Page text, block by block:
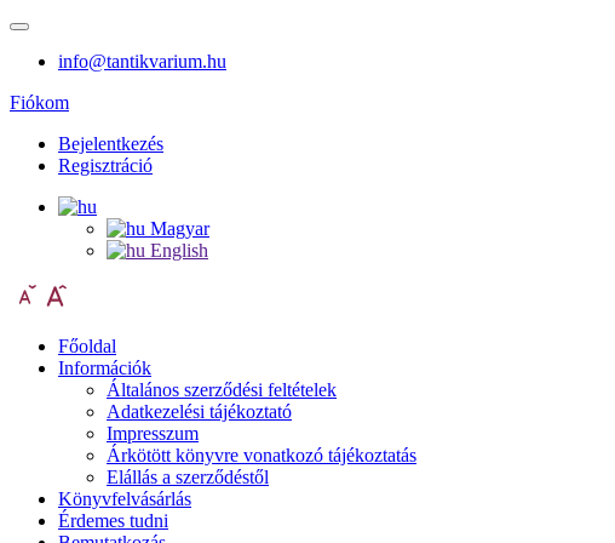
info@tantikvarium.hu
Fiókom
Bejelentkezés
Regisztráció
Magyar
English
Főoldal
Információk
Általános szerződési feltételek
Adatkezelési tájékoztató
Impresszum
Árkötött könyvre vonatkozó tájékoztatás
Elállás a szerződéstől
Könyvfelvásárlás
Érdemes tudni